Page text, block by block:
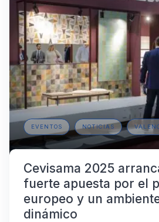
EVENTOS NOTICIAS
Cevisama 2025
fuerte apuesta por el
europeo y un
dinámico